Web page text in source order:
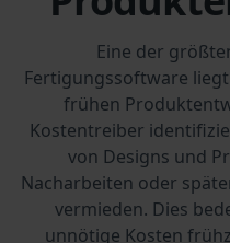
Eine der
Fertigungssoftware
frühen
Kostentreiber
von Designs und
Nacharbeiten oder
vermieden. Dies
unnötige Kosten